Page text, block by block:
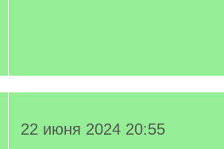
22 июня 2024 20:55